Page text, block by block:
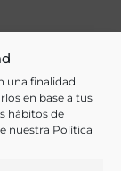
una finalidad
en base a tus
hábitos de
nuestra Política